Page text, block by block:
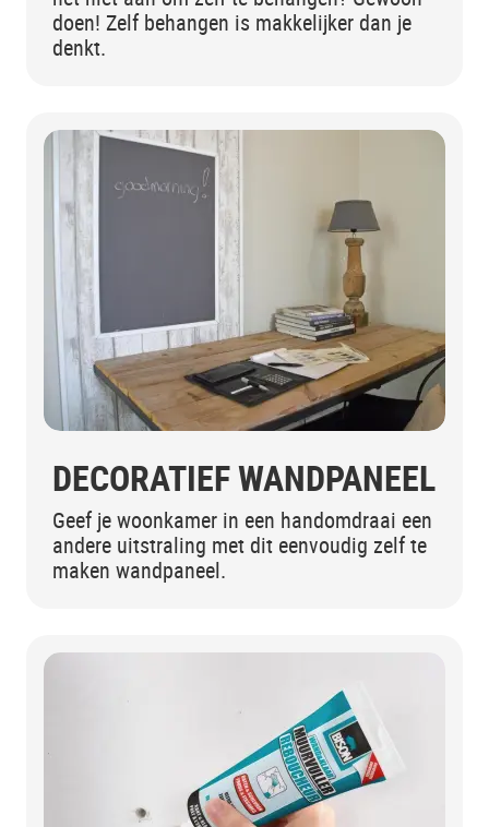
doen! Zelf behangen is makkelijker dan je
denkt.
DECORATIEF WANDPANEEL
Geef je woonkamer in een handomdraai een
andere uitstraling met dit eenvoudig zelf te
maken wandpaneel.